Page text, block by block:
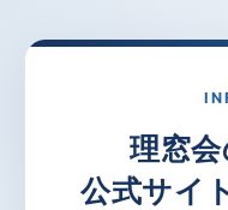
理窓
公式サイ